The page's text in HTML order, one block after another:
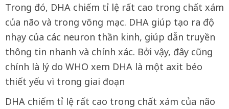
Trong đó, DHA chiếm tỉ lệ rất cao trong chất xám
của não và trong võng mạc. DHA giúp tạo ra độ
nhạy của các neuron thần kinh, giúp dẫn truyền
thông tin nhanh và chính xác. Bởi vậy, đây cũng
chính là lý do WHO xem DHA là một axit béo
thiết yếu vì trong giai đoạn
DHA chiếm tỉ lệ rất cao trong chất xám của não